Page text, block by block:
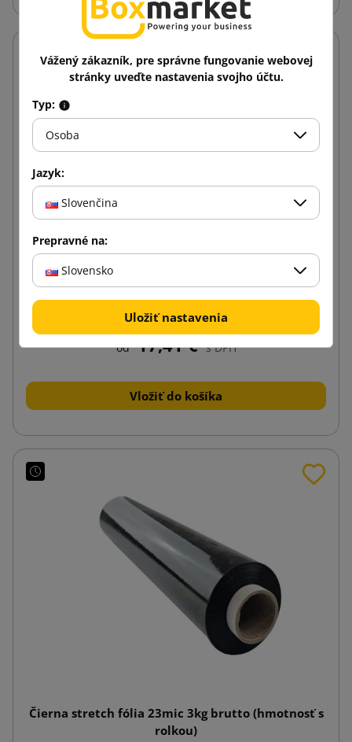
od 17,41 € s DPH
Vložiť do košíka
Čierna stretch fólia 23mic 3kg brutto (hmotnosť s
rolkou)
Vážený zákazník, pre správne fungovanie webovej
stránky uveďte nastavenia svojho účtu.
Typ:
Osoba
Jazyk:
Slovenčina
Prepravné na:
Slovensko
Uložiť nastavenia